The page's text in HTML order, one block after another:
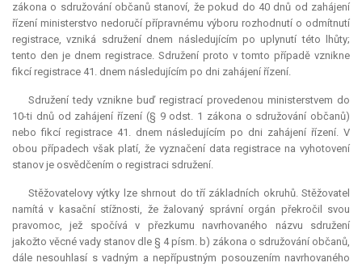
zákona o sdružování občanů stanoví, že pokud do 40 dnů od zahájení
řízení ministerstvo nedoručí přípravnému výboru rozhodnutí o odmítnutí
registrace, vzniká sdružení dnem následujícím po uplynutí této lhůty;
tento den je dnem registrace. Sdružení proto v tomto případě vznikne
fikcí registrace 41. dnem následujícím po dni zahájení řízení.
Sdružení tedy vznikne buď registrací provedenou ministerstvem do
10-ti dnů od zahájení řízení (§ 9 odst. 1 zákona o sdružování občanů)
nebo fikcí registrace 41. dnem následujícím po dni zahájení řízení. V
obou případech však platí, že vyznačení data registrace na vyhotovení
stanov je osvědčením o registraci sdružení.
Stěžovatelovy výtky lze shrnout do tří základních okruhů. Stěžovatel
namítá v kasační stížnosti, že žalovaný správní orgán překročil svou
pravomoc, jež spočívá v přezkumu navrhovaného názvu sdružení
jakožto věcné vady stanov dle § 4 písm. b) zákona o sdružování občanů,
dále nesouhlasí s vadným a nepřípustným posouzením navrhovaného